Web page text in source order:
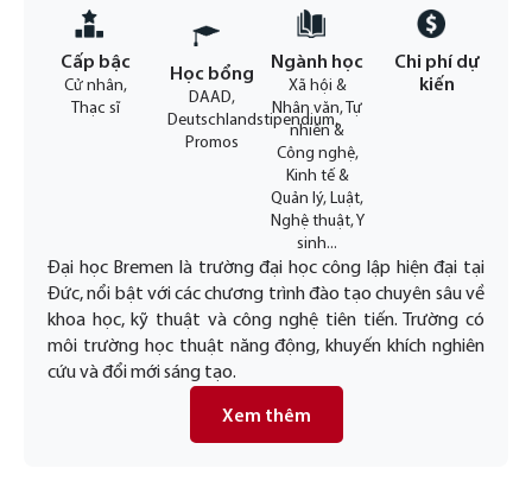
Cấp bậc
Cử nhân,
Thạc sĩ
Học bổng
DAAD,
Deutschlandstipendium,
Promos
Ngành học
Xã hội &
Nhân văn, Tự
nhiên &
Công nghệ,
Kinh tế &
Quản lý, Luật,
Nghệ thuật, Y
sinh...
Chi phí dự
kiến
Đại học Bremen là trường đại học công lập hiện đại tại
Đức, nổi bật với các chương trình đào tạo chuyên sâu về
khoa học, kỹ thuật và công nghệ tiên tiến. Trường có
môi trường học thuật năng động, khuyến khích nghiên
cứu và đổi mới sáng tạo.
Xem thêm